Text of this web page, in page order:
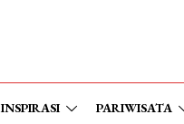
INSPIRASI PARIWISATA